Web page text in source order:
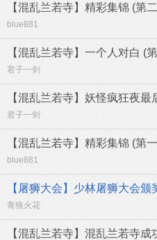
【混乱兰若寺】精彩集锦 (第
blue881
【混乱兰若寺】一个人对白 (
君子一剑
【混乱兰若寺】妖怪疯狂夜最
君子一剑
【混乱兰若寺】精彩集锦 (第
blue881
【屠狮大会】少林屠狮大会
青狼火花
【混乱兰若寺】混乱兰若寺